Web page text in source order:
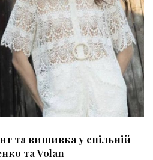
та вишивка у спільній
та Volan